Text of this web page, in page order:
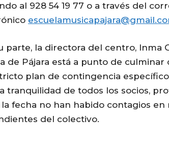
al 928 54 19 77 o a través del
parte, la directora del centro, Inma
de Pájara está a punto de
plan de contingencia específico
tranquilidad de todos los socios,
la fecha no han habido contagios
del colectivo.